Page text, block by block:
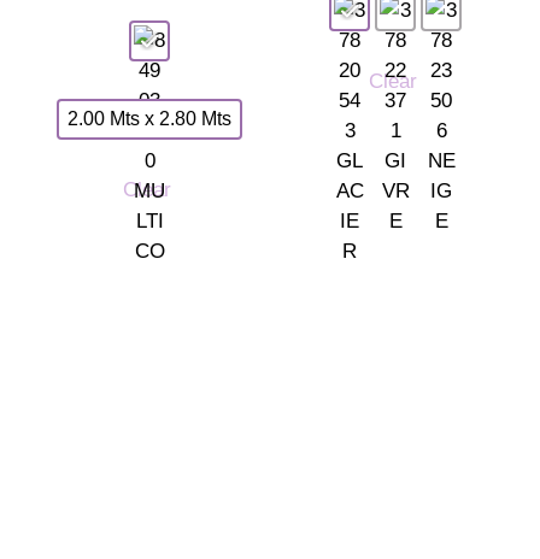
2.00 Mts x 2.80 Mts
Clear
Clear